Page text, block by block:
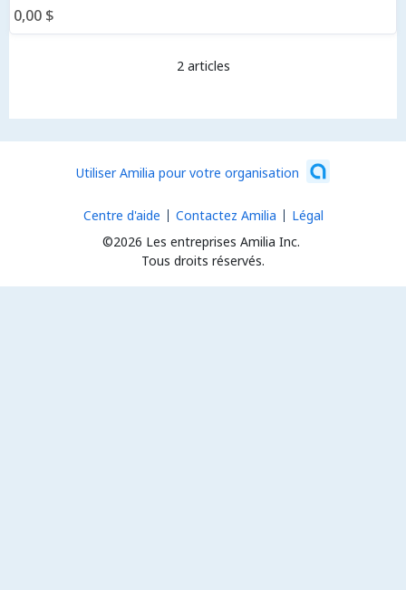
0,00 $
2 articles
Utiliser Amilia pour votre organisation
©2026 Les entreprises Amilia Inc.
Tous droits réservés.
Centre d'aide Contactez Amilia Légal